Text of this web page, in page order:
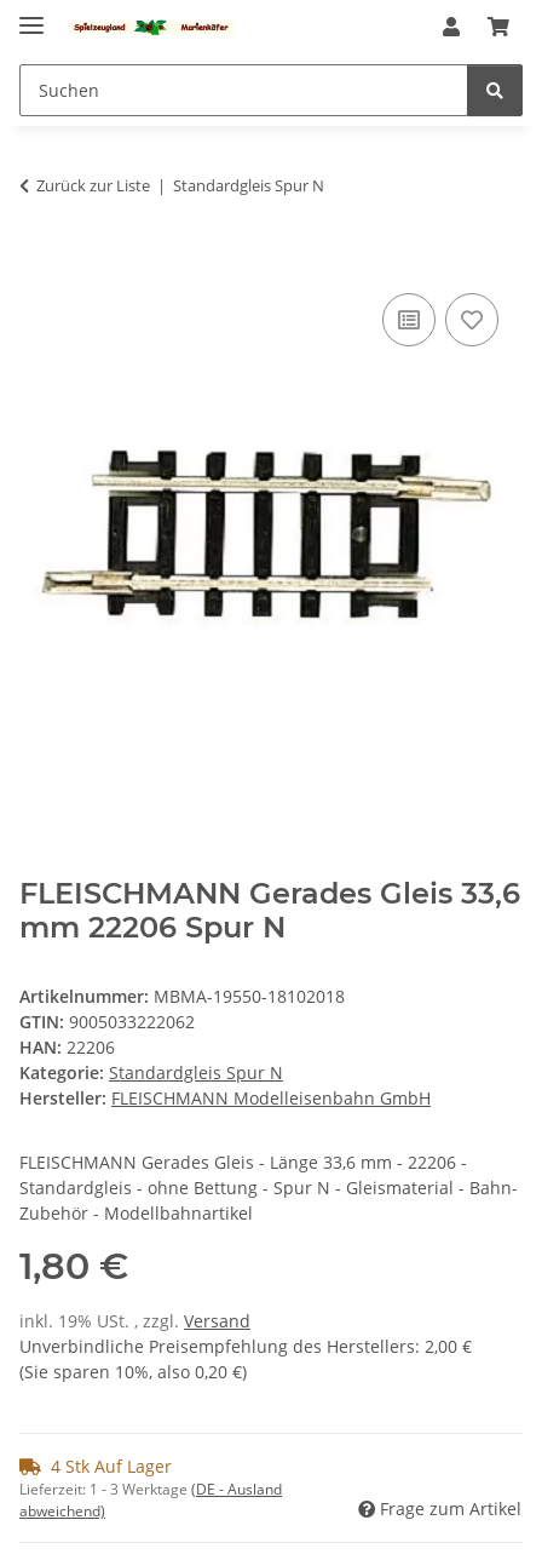
Zurück zur Liste Standardgleis Spur N
FLEISCHMANN Gerades Gleis 33,6
mm 22206 Spur N
Artikelnummer: MBMA-19550-18102018
GTIN: 9005033222062
HAN: 22206
Kategorie: Standardgleis Spur N
Hersteller: FLEISCHMANN Modelleisenbahn GmbH
FLEISCHMANN Gerades Gleis - Länge 33,6 mm - 22206 -
Standardgleis - ohne Bettung - Spur N - Gleismaterial - Bahn-
Zubehör - Modellbahnartikel
1,80 €
inkl. 19% USt. , zzgl. Versand
Unverbindliche Preisempfehlung des Herstellers: 2,00 €
(Sie sparen 10%, also 0,20 €)
4 Stk Auf Lager
Lieferzeit: 1 - 3 Werktage (DE - Ausland
abweichend)
Frage zum Artikel